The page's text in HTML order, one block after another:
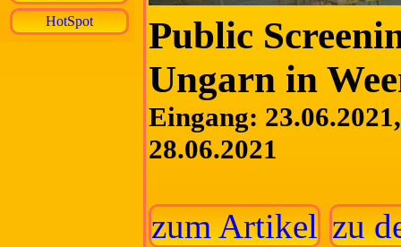
HotSpot
Public
Ungarn in
Eingang:
28.06.2021
zum Artikel zu